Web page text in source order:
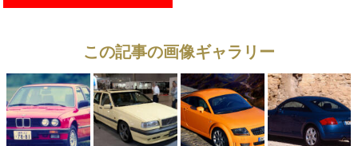
この記事の画像ギャラリー